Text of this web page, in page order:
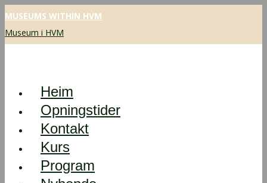
MUSEUMS WITHIN HVM
Museum i HVM
Heim
Opningstider
Kontakt
Kurs
Program